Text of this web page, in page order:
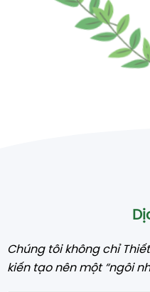
Chúng tôi không chỉ
kiến tạo nên một “ngôi